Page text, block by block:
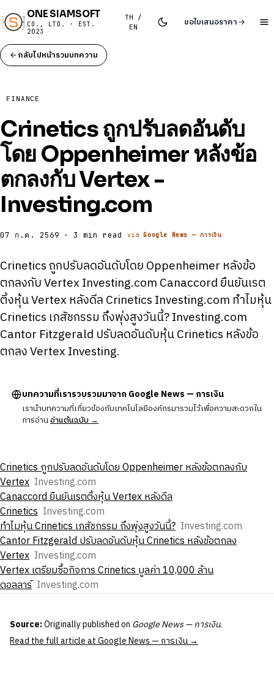
ONE SIAMSOFT
CO., LTD. · EST.
2023
TH /
EN
ขอใบเสนอราคา
กลับไปหน้ารวมบทความ
FINANCE
Crinetics ถูกปรับลดอันดับ
โดย Oppenheimer หลังข้อ
ตกลงกับ Vertex -
Investing.com
07 ก.ค. 2569 · 3 min read viaGoogle News — การเงิน
Crinetics ถูกปรับลดอันดับโดย Oppenheimer หลังข้อ
ตกลงกับ Vertex Investing.com Canaccord ยืนยันเรต
ติ้งหุ้น Vertex หลังดีล Crinetics Investing.com ทําไมหุ้น
Crinetics เภสัชกรรม ถึงพุ่งสูงวันนี้? Investing.com
Cantor Fitzgerald ปรับลดอันดับหุ้น Crinetics หลังข้อ
ตกลง Vertex Investing.
บทความที่เรารวบรวมมาจาก Google News — การเงิน
เรานำบทความที่เกี่ยวข้องกับเทคโนโลยีองค์กรมารวมไว้เพื่อความสะดวกใน
การอ่านอ่านต้นฉบับ →
Crinetics ถูกปรับลดอันดับโดย Oppenheimer หลังข้อตกลงกับ
Vertex Investing.com
Canaccord ยืนยันเรตติ้งหุ้น Vertex หลังดีล
Crinetics Investing.com
ทําไมหุ้น Crinetics เภสัชกรรม ถึงพุ่งสูงวันนี้? Investing.com
Cantor Fitzgerald ปรับลดอันดับหุ้น Crinetics หลังข้อตกลง
Vertex Investing.com
Vertex เตรียมซื้อกิจการ Crinetics มูลค่า 10,000 ล้าน
ดอลลาร์ Investing.com
Source:Originally published on Google News — การเงิน.
Read the full article at Google News — การเงิน →